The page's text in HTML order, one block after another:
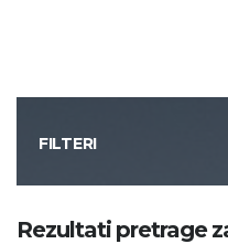
FILTERI
Kategorija
Rezultati pretrage